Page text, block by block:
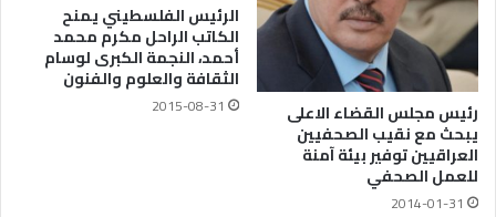
رئيس مجلس القضاء الاعلى
يبحث مع نقيب الصحفيين
العراقيين توفير بيئة آمنة
للعمل الصحفي
2014-01-31
الرئيس الفلسطيني يمنح
الكاتب الراحل مكرم محمد
أحمد، النجمة الكبرى لوسام
الثقافة والعلوم والفنون
2015-08-31